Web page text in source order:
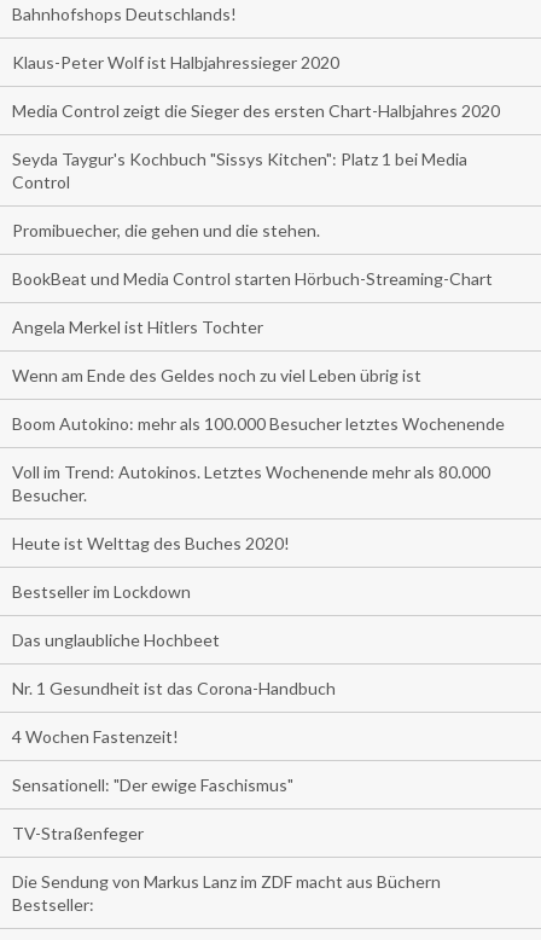
Bahnhofshops Deutschlands!
Klaus-Peter Wolf ist Halbjahressieger 2020
Media Control zeigt die Sieger des ersten Chart-Halbjahres 2020
Seyda Taygur's Kochbuch "Sissys Kitchen": Platz 1 bei Media
Control
Promibuecher, die gehen und die stehen.
BookBeat und Media Control starten Hörbuch-Streaming-Chart
Angela Merkel ist Hitlers Tochter
Wenn am Ende des Geldes noch zu viel Leben übrig ist
Boom Autokino: mehr als 100.000 Besucher letztes Wochenende
Voll im Trend: Autokinos. Letztes Wochenende mehr als 80.000
Besucher.
Heute ist Welttag des Buches 2020!
Bestseller im Lockdown
Das unglaubliche Hochbeet
Nr. 1 Gesundheit ist das Corona-Handbuch
4 Wochen Fastenzeit!
Sensationell: "Der ewige Faschismus"
TV-Straßenfeger
Die Sendung von Markus Lanz im ZDF macht aus Büchern
Bestseller: